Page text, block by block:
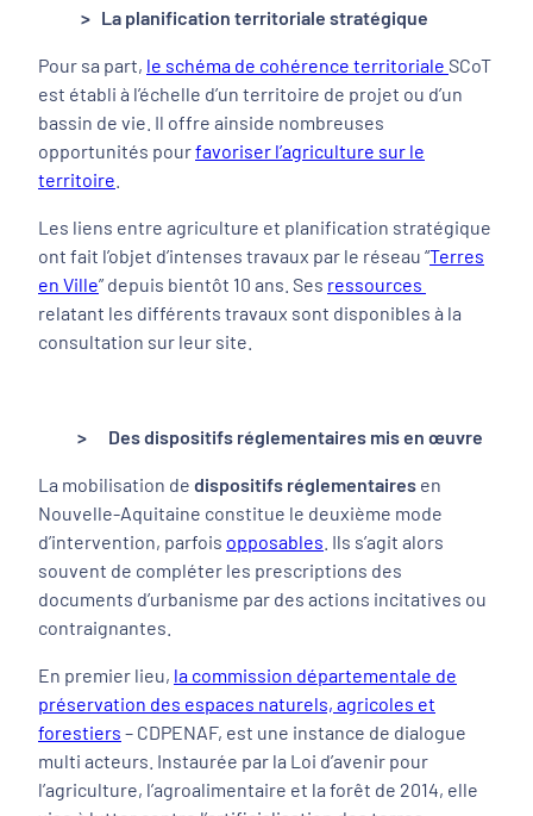
> La planification territoriale stratégique
Pour sa part, le schéma de cohérence territoriale SCoT
est établi à l’échelle d’un territoire de projet ou d’un
bassin de vie. Il offre ainside nombreuses
opportunités pourfavoriser l’agriculture sur le
territoire
Les liens entre agriculture et planification stratégique
ont fait l’objet d’intenses travaux par le réseau “Terres
en Ville” depuis bientôt 10 ans. Ses ressources
relatant les différents travaux sont disponibles à la
consultation sur leur site.
> Des dispositifs réglementaires mis en œuvre
La mobilisation de dispositifs réglementaires en
Nouvelle-Aquitaine constitue le deuxième mode
d’intervention, parfois opposables . Ils s’agit alors
souvent de compléter les prescriptions des
documents d’urbanisme par des actions incitatives ou
contraignantes.
En premier lieu, la commission départementale de
préservation des espaces naturels, agricoles et
forestiers – CDPENAF, est une instance de dialogue
multi acteurs. Instaurée par la Loi d’avenir pour
l’agriculture, l’agroalimentaire et la forêt de 2014, elle